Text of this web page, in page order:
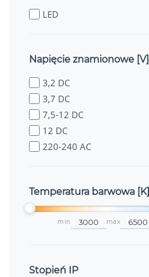
LED
Napięcie znamionowe [V]
3,2 DC
3,7 DC
7,5-12 DC
12 DC
220-240 AC
Temperatura barwowa [K]
min max
Stopień IP